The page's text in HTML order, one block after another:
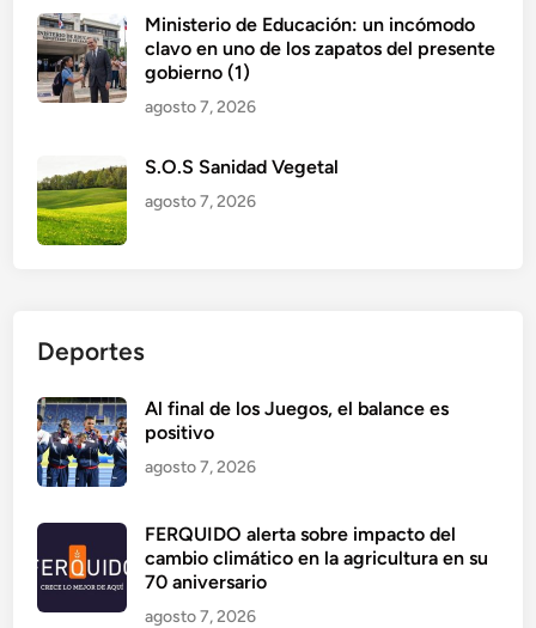
Ministerio de Educación: un incómodo
clavo en uno de los zapatos del presente
gobierno (1)
agosto 7, 2026
S.O.S Sanidad Vegetal
agosto 7, 2026
Deportes
Al final de los Juegos, el balance es
positivo
agosto 7, 2026
FERQUIDO alerta sobre impacto del
cambio climático en la agricultura en su
70 aniversario
agosto 7, 2026